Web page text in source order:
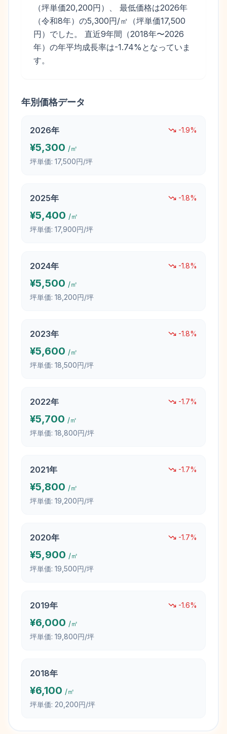
（坪単価20,200円）、 最低価格は2026年
（令和8年）の5,300円/㎡（坪単価17,500
円）でした。 直近9年間（2018年〜2026
年）の年平均成長率は-1.74%となっていま
す。
年別価格データ
2026年 -1.9%
¥5,300 /㎡
坪単価: 17,500円/坪
2025年 -1.8%
¥5,400 /㎡
坪単価: 17,900円/坪
2024年 -1.8%
¥5,500 /㎡
坪単価: 18,200円/坪
2023年 -1.8%
¥5,600 /㎡
坪単価: 18,500円/坪
2022年 -1.7%
¥5,700 /㎡
坪単価: 18,800円/坪
2021年 -1.7%
¥5,800 /㎡
坪単価: 19,200円/坪
2020年 -1.7%
¥5,900 /㎡
坪単価: 19,500円/坪
2019年 -1.6%
¥6,000 /㎡
坪単価: 19,800円/坪
2018年
¥6,100 /㎡
坪単価: 20,200円/坪